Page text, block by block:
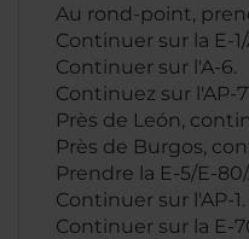
Au rond-point,
Continuer sur la E-1/
Continuer sur l'A-6.
Continuez sur l'AP-
Près de León,
Près de Burgos,
Prendre la E-5/E-80/
Continuer sur l'AP-1.
Continuer sur la E-